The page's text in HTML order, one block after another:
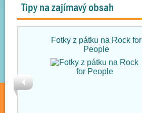
Tipy na zajímavý obsah
Fotky z pátku na Rock for
People